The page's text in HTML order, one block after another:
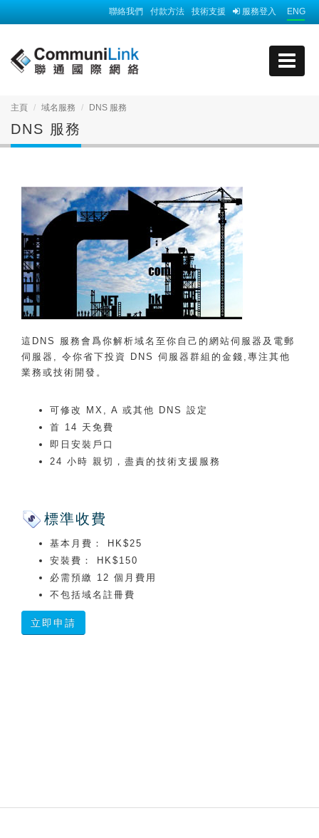
ENG
服務登入
技術支援
付款方法
聯絡我們
主頁 域名服務 DNS 服務
DNS 服務
這DNS 服務會爲你解析域名至你自己的網站伺服器及電郵
伺服器, 令你省下投資 DNS 伺服器群組的金錢,專注其他
業務或技術開發。
可修改 MX, A 或其他 DNS 設定
首 14 天免費
即日安裝戶口
24 小時 親切，盡責的技術支援服務
標準收費
基本月費： HK$25
安裝費： HK$150
必需預繳 12 個月費用
不包括域名註冊費
立即申請